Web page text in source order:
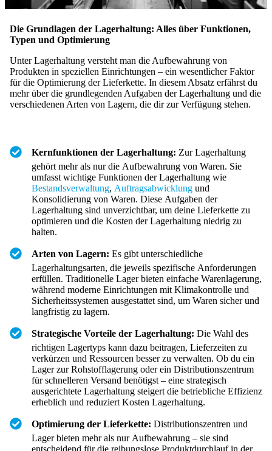
Die Grundlagen der Lagerhaltung: Alles über Funktionen,
Typen und Optimierung
Unter Lagerhaltung versteht man die Aufbewahrung von
Produkten in speziellen Einrichtungen – ein wesentlicher Faktor
für die Optimierung der Lieferkette. In diesem Absatz erfährst du
mehr über die grundlegenden Aufgaben der Lagerhaltung und die
verschiedenen Arten von Lagern, die dir zur Verfügung stehen.
Kernfunktionen der Lagerhaltung: Zur Lagerhaltung
gehört mehr als nur die Aufbewahrung von Waren. Sie
umfasst wichtige Funktionen der Lagerhaltung wie
Bestandsverwaltung, Auftragsabwicklung und
Konsolidierung von Waren. Diese Aufgaben der
Lagerhaltung sind unverzichtbar, um deine Lieferkette zu
optimieren und die Kosten der Lagerhaltung niedrig zu
halten.
Arten von Lagern: Es gibt unterschiedliche
Lagerhaltungsarten, die jeweils spezifische Anforderungen
erfüllen. Traditionelle Lager bieten einfache Warenlagerung,
während moderne Einrichtungen mit Klimakontrolle und
Sicherheitssystemen ausgestattet sind, um Waren sicher und
langfristig zu lagern.
Strategische Vorteile der Lagerhaltung: Die Wahl des
richtigen Lagertyps kann dazu beitragen, Lieferzeiten zu
verkürzen und Ressourcen besser zu verwalten. Ob du ein
Lager zur Rohstofflagerung oder ein Distributionszentrum
für schnelleren Versand benötigst – eine strategisch
ausgerichtete Lagerhaltung steigert die betriebliche Effizienz
erheblich und reduziert Kosten Lagerhaltung.
Optimierung der Lieferkette: Distributionszentren und
Lager bieten mehr als nur Aufbewahrung – sie sind
entscheidend für die reibungslose Produktdurchlauf in der